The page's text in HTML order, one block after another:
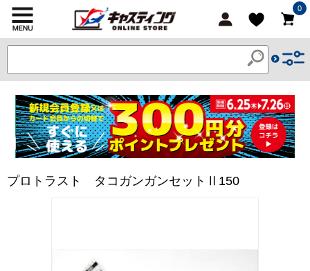
0
プロトラスト タコガンガンセットⅡ150